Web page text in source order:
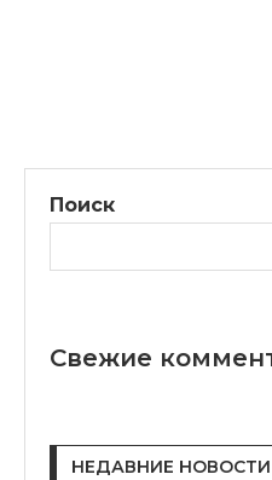
Поиск
Свежие
НЕДАВНИЕ НОВОСТИ